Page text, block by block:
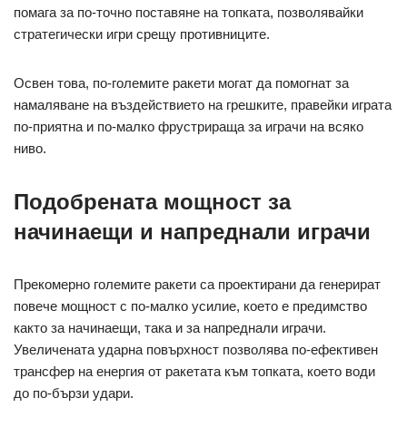
помага за по-точно поставяне на топката, позволявайки
стратегически игри срещу противниците.
Освен това, по-големите ракети могат да помогнат за
намаляване на въздействието на грешките, правейки играта
по-приятна и по-малко фрустрираща за играчи на всяко
ниво.
Подобрената мощност за
начинаещи и напреднали играчи
Прекомерно големите ракети са проектирани да генерират
повече мощност с по-малко усилие, което е предимство
както за начинаещи, така и за напреднали играчи.
Увеличената ударна повърхност позволява по-ефективен
трансфер на енергия от ракетата към топката, което води
до по-бързи удари.